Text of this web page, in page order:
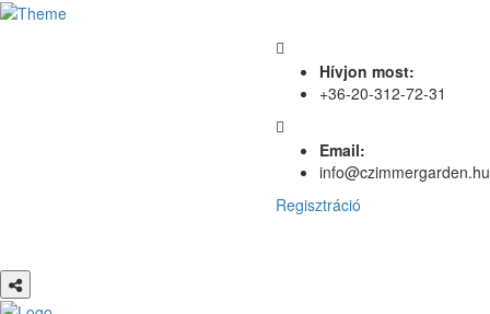
Hívjon most:
+36-20-312-72-31
Email:
info@czimmergarden.hu
Regisztráció